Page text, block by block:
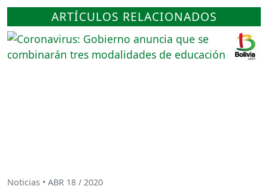
ARTÍCULOS RELACIONADOS
Noticias • ABR 18 / 2020